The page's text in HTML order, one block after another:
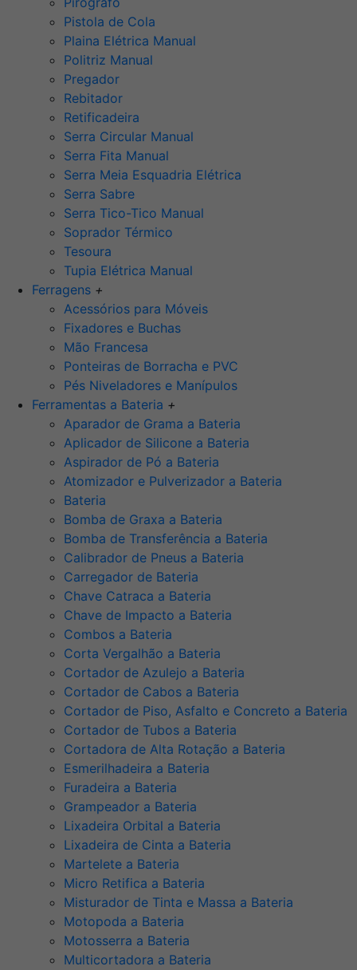
Pistola de Cola
Plaina Elétrica Manual
Politriz Manual
Pregador
Rebitador
Retificadeira
Serra Circular Manual
Serra Fita Manual
Serra Meia Esquadria Elétrica
Serra Sabre
Serra Tico-Tico Manual
Soprador Térmico
Tesoura
Tupia Elétrica Manual
Ferragens +
Acessórios para Móveis
Fixadores e Buchas
Mão Francesa
Ponteiras de Borracha e PVC
Pés Niveladores e Manípulos
Ferramentas a Bateria +
Aparador de Grama a Bateria
Aplicador de Silicone a Bateria
Aspirador de Pó a Bateria
Atomizador e Pulverizador a Bateria
Bateria
Bomba de Graxa a Bateria
Bomba de Transferência a Bateria
Calibrador de Pneus a Bateria
Carregador de Bateria
Chave Catraca a Bateria
Chave de Impacto a Bateria
Combos a Bateria
Corta Vergalhão a Bateria
Cortador de Azulejo a Bateria
Cortador de Cabos a Bateria
Cortador de Piso, Asfalto e Concreto a Bateria
Cortador de Tubos a Bateria
Cortadora de Alta Rotação a Bateria
Esmerilhadeira a Bateria
Furadeira a Bateria
Grampeador a Bateria
Lixadeira Orbital a Bateria
Lixadeira de Cinta a Bateria
Martelete a Bateria
Micro Retifica a Bateria
Misturador de Tinta e Massa a Bateria
Motopoda a Bateria
Motosserra a Bateria
Multicortadora a Bateria